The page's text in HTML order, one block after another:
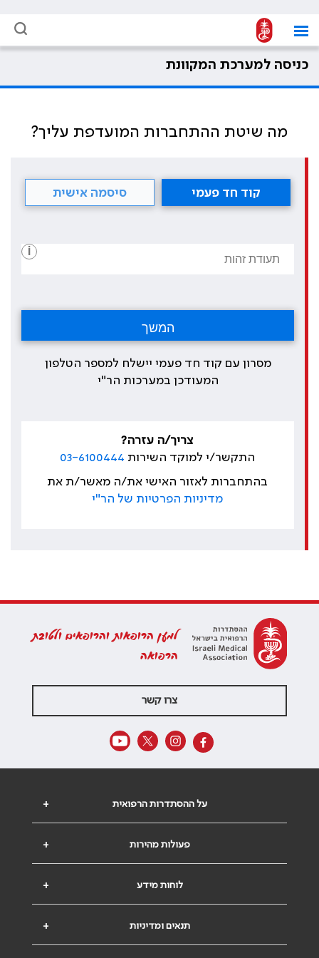
כניסה למערכת המקוונת
מה שיטת ההתחברות המועדפת עליך?
קוד חד פעמי סיסמה אישית
i
מסרון עם קוד חד פעמי יישלח למספר הטלפון
המעודכן במערכות הר"י
צריך/ה עזרה?
התקשר/י למוקד השירות 03-6100444
בהתחברות לאזור האישי את/ה מאשר/ת את
מדיניות הפרטיות של הר"י
למען הרופאות והרופאים ולטובת
הרפואה
צרו קשר
+ על ההסתדרות הרפואית
+ פעולות מהירות
+ לוחות מידע
+ תנאים ומדיניות